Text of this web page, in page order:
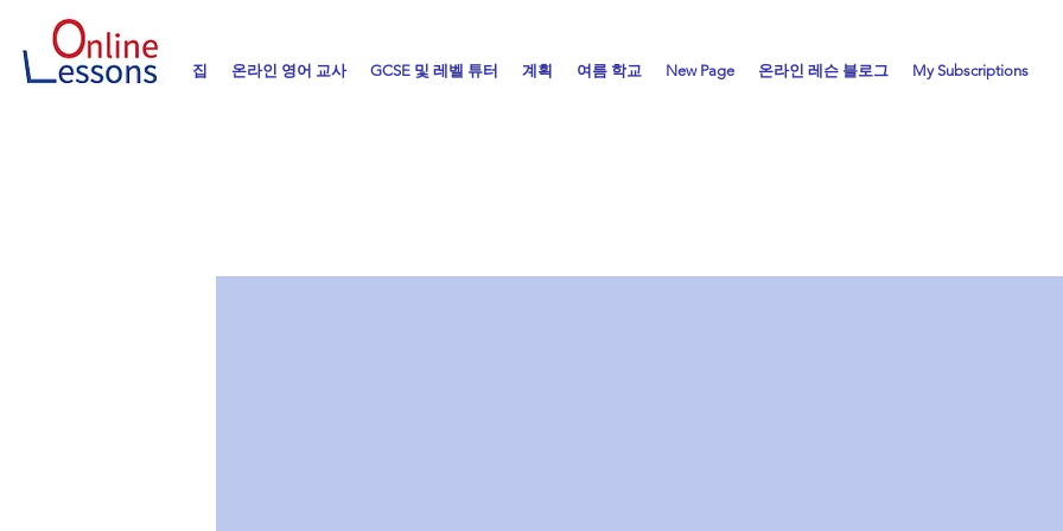
집 온라인 영어 교사 GCSE 및 레벨 튜터 계획 여름 학교 New Page 온라인 레슨 블로그 My Subscriptions